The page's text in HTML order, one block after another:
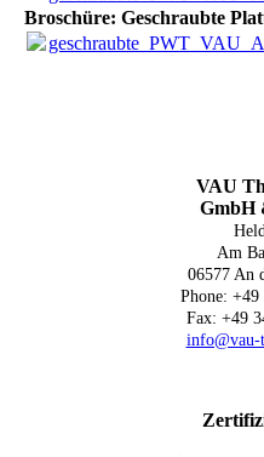
Broschüre: Geschraubte
VAU
GmbH
Am
06577 An
Phone:
Fax: +49
info@vau-